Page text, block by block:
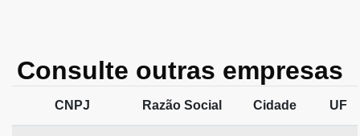
Consulte outras empresas
CNPJ Razão Social Cidade UF